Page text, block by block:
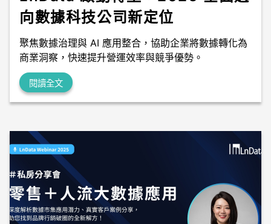
向數據科技公司新定位
聚焦數據治理與 AI 應用整合，協助企業將數據轉化為
商業洞察，快速提升營運效率與競爭優勢。
閱讀全文